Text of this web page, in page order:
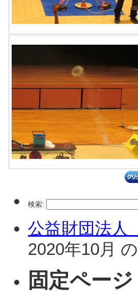
検索:
公益財団法
2020年10月
固定ページ